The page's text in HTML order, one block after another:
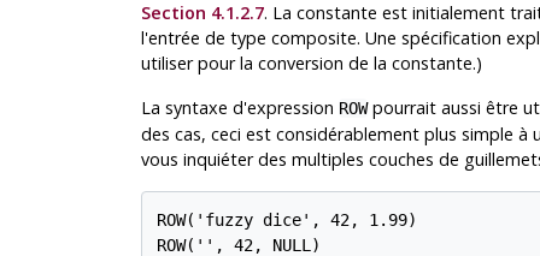
Section 4.1.2.7. La constante est initialement
l'entrée de type composite. Une spécification
utiliser pour la conversion de la constante.)
La syntaxe d'expression ROWpourrait aussi être
des cas, ceci est considérablement plus simple à
vous inquiéter des multiples couches de
ROW('fuzzy dice', 42, 1.99)
ROW('', 42, NULL)